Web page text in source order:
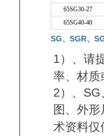
65SG30-27
65SG40-40
SG、SGR、
1）、请
率、材质
2）、
图、外
术资料